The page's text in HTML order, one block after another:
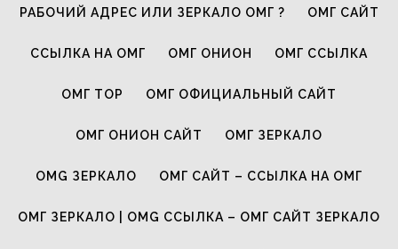
РАБОЧИЙ АДРЕС ИЛИ ЗЕРКАЛО ОМГ ? ОМГ САЙТ
ССЫЛКА НА ОМГ ОМГ ОНИОН ОМГ ССЫЛКА
ОМГ ТОР ОМГ ОФИЦИАЛЬНЫЙ САЙТ
ОМГ ОНИОН САЙТ ОМГ ЗЕРКАЛО
OMG ЗЕРКАЛО ОМГ САЙТ – ССЫЛКА НА ОМГ
ОМГ ЗЕРКАЛО | OMG ССЫЛКА – ОМГ САЙТ ЗЕРКАЛО